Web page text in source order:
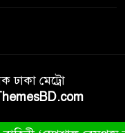
ঢাকা মেট্রো